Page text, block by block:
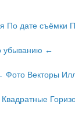
По дате съёмки
убыванию ←
Фото Векторы
Квадратные